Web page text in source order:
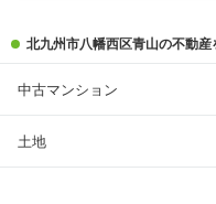
北九州市八幡西区青山の不動
中古マンション
土地